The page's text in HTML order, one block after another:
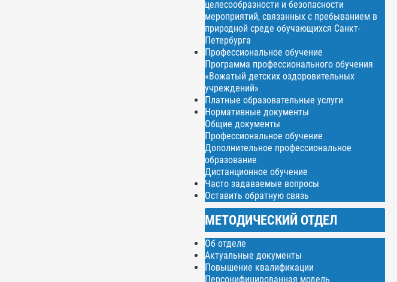
целесообразности и безопасности
мероприятий, связанных с пребыванием в
природной среде обучающихся Санкт-
Петербурга
Профессиональное обучение
Программа профессионального обучения
«Вожатый детских оздоровительных
учреждений»
Платные образовательные услуги
Нормативные документы
Общие документы
Профессиональное обучение
Дополнительное профессиональное
образование
Дистанционное обучение
Часто задаваемые вопросы
Оставить обратную связь
МЕТОДИЧЕСКИЙ ОТДЕЛ
Об отделе
Актуальные документы
Повышение квалификации
Персонифицированная модель